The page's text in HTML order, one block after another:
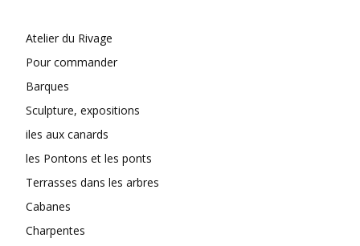
Atelier du Rivage
Pour commander
Barques
Sculpture, expositions
iles aux canards
les Pontons et les ponts
Terrasses dans les arbres
Cabanes
Charpentes